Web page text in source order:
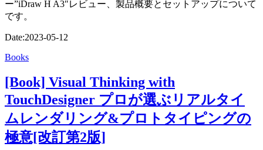
ー”iDraw H A3″レビュー、製品概要とセットアップについて
です。
Date:2023-05-12
Books
[Book] Visual Thinking with
TouchDesigner プロが選ぶリアルタイ
ムレンダリング&プロトタイピングの
極意[改訂第2版]